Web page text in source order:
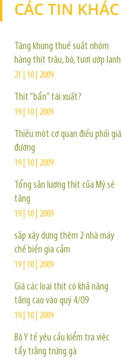
CÁC TIN KHÁC
Tăng khung thuế suất nhóm
hàng thịt trâu, bò, tươi ướp lạnh
21 | 10 | 2009
Thịt “bẩn” tái xuất?
19 | 10 | 2009
Thiếu một cơ quan điều phối giá
đường
19 | 10 | 2009
Tổng sản lượng thịt của Mỹ sẽ
tăng
19 | 10 | 2009
sắp xây dựng thêm 2 nhà máy
chế biến gia cầm
19 | 10 | 2009
Giá các loại thịt có khả năng
tăng cao vào quý 4/09
19 | 10 | 2009
Bộ Y tế yêu cầu kiểm tra việc
tẩy trắng trứng gà